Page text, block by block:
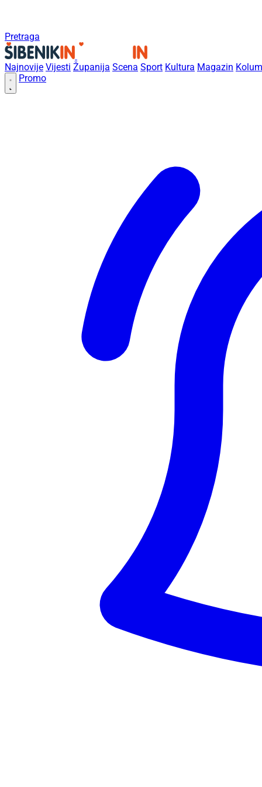
Pretraga
Najnovije Vijesti Županija Scena Sport Kultura Magazin
Promo